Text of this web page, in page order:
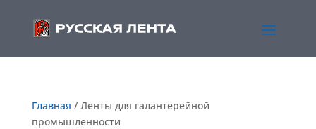
Главная / Ленты для галантерейной
промышленности